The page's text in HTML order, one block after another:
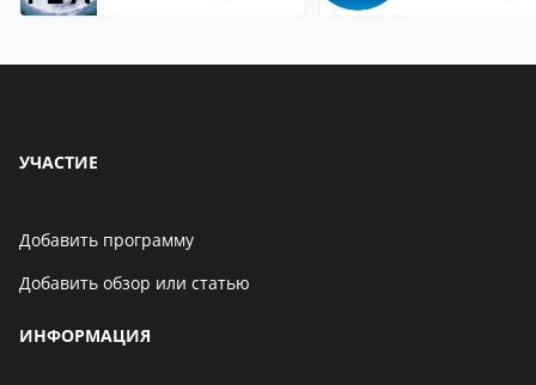
УЧАСТИЕ
Добавить программу
Добавить обзор или статью
ИНФОРМАЦИЯ